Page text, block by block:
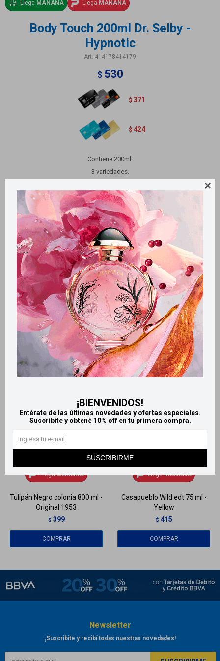

¡BIENVENIDOS!
Entérate de las últimas novedades y ofertas especiales.
Suscribite y obtené 10% off en tu primera compra.
SUSCRIBIRME
Llega MAÑANA Llega MAÑANA
Body Touch 200ml Dr. Selby -
Hypnotic
414178414179
$ 530
$ 371
$ 424
Contiene 200ml.
3 variedades.
Variantes:
Métodos y costos de envío
Retiros gratuitos en tiendas
Productos que te pueden interesar
LlegaMAÑANA
Tulipán Negro colonia 800 ml -
Original 1953
$ 399
LlegaMAÑANA
Casapueblo Wild edt 75 ml -
Yellow
$ 415
Newsletter
¡Suscribite y recibí todas nuestras novedades!